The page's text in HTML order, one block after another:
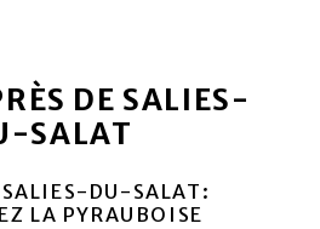
DE SALIES-
SALAT
DU-SALAT:
LA PYRAUBOISE